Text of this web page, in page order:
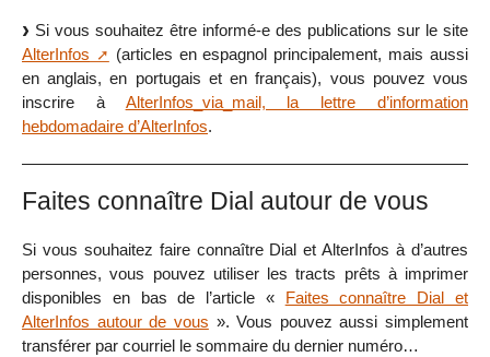
Si vous souhaitez être informé-e des publications sur le site
AlterInfos
(articles en espagnol principalement, mais aussi
en anglais, en portugais et en français), vous pouvez vous
inscrire à AlterInfos_via_mail, la lettre d’information
hebdomadaire d’AlterInfos.
Faites connaître Dial autour de vous
Si vous souhaitez faire connaître Dial et AlterInfos à d’autres
personnes, vous pouvez utiliser les tracts prêts à imprimer
disponibles en bas de l’article « Faites connaître Dial et
AlterInfos autour de vous ». Vous pouvez aussi simplement
transférer par courriel le sommaire du dernier numéro…